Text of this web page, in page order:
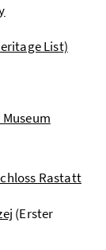
List)
Rastatt
(Erster